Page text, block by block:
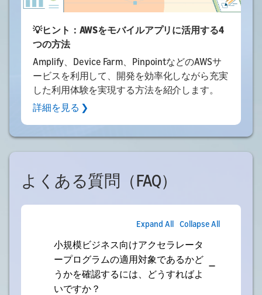
💡ヒント：AWSをモバイルアプリに活用する4
つの方法
Amplify、Device Farm、PinpointなどのAWSサ
ービスを利用して、開発を効率化しながら充実
した利用体験を実現する方法を紹介します。
詳細を見る ❯
よくある質問（FAQ）
Expand All Collapse All
小規模ビジネス向けアクセラレータ
ープログラムの適用対象であるかど
うかを確認するには、どうすればよ
いですか？